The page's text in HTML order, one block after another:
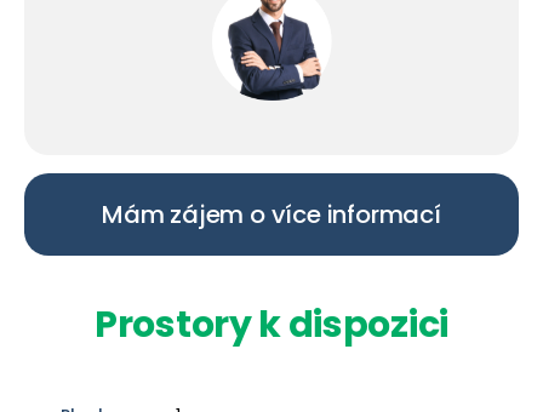
Mám zájem o více informací
Prostory k dispozici